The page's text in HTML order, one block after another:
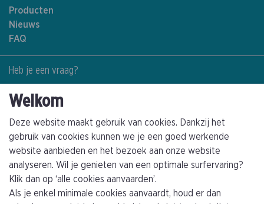
Producten
Nieuws
FAQ
Heb je een vraag?
Contacteer ons
+32(0)89463794
info@kathagen.be
Vestiging
Kathagen N.V.
Toekomststraat 4
Welkom
Deze website maakt gebruik van cookies. Dankzij het
gebruik van cookies kunnen we je een goed werkende
website aanbieden en het bezoek aan onze website
analyseren. Wil je genieten van een optimale surfervaring?
Klik dan op ‘alle cookies aanvaarden’.
Als je enkel minimale cookies aanvaardt, houd er dan